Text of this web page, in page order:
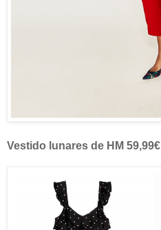
Vestido lunares de HM 59,99€